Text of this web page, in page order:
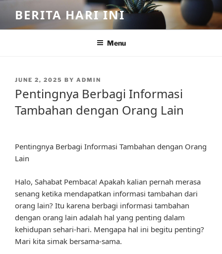
content
BERITA HARI INI
Menu
POSTED
JUNE 2, 2025 BY ADMIN
Pentingnya Berbagi Informasi
Tambahan dengan Orang Lain
Pentingnya Berbagi Informasi Tambahan dengan Orang
Lain
Halo, Sahabat Pembaca! Apakah kalian pernah merasa
senang ketika mendapatkan informasi tambahan dari
orang lain? Itu karena berbagi informasi tambahan
dengan orang lain adalah hal yang penting dalam
kehidupan sehari-hari. Mengapa hal ini begitu penting?
Mari kita simak bersama-sama.